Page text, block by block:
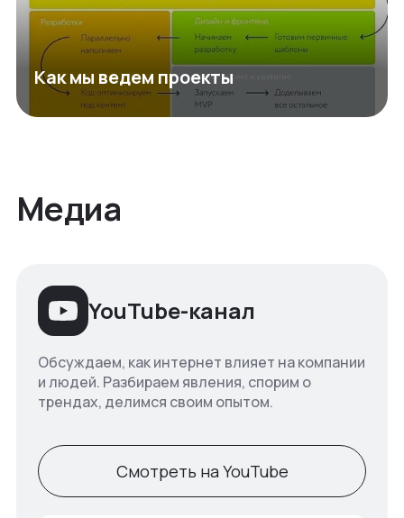
Как мы ведем проекты
Медиа
YouTube-канал
Обсуждаем, как интернет влияет на компании
и людей. Разбираем явления, спорим о
трендах, делимся своим опытом.
Смотреть на YouTube